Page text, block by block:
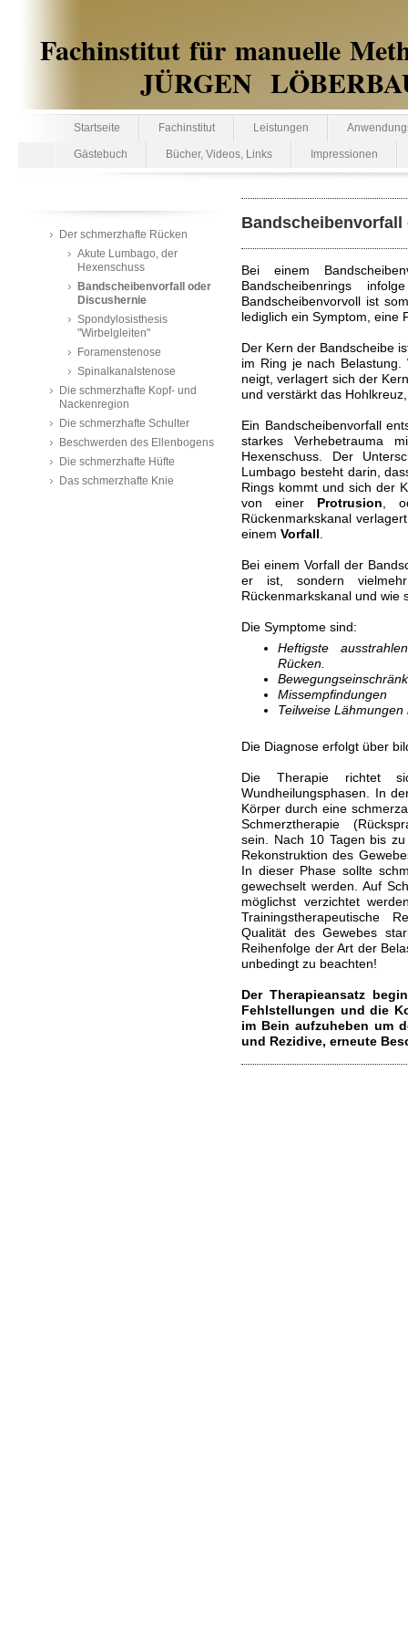
Fachinstitut für manuelle
JÜRGEN
Startseite Fachinstitut Leistungen
Gästebuch Bücher, Videos, Links Impressionen
Der schmerzhafte Rücken
Akute Lumbago, der
Hexenschuss
Bandscheibenvorfall oder
Discushernie
Spondylosisthesis
"Wirbelgleiten"
Foramenstenose
Spinalkanalstenose
Die schmerzhafte Kopf- und
Nackenregion
Die schmerzhafte Schulter
Beschwerden des Ellenbogens
Die schmerzhafte Hüfte
Das schmerzhafte Knie
Bei einem
Bandscheibenrings
Bandscheibenvorvoll ist
lediglich ein Symptom, eine
Der Kern der Bandscheibe
im Ring je nach
neigt, verlagert sich der
und verstärkt das
Ein Bandscheibenvorfall
starkes Verhebetrauma
Hexenschuss. Der
Lumbago besteht darin,
Rings kommt und sich der
von einer
Protrusion,
Rückenmarkskanal
einem Vorfall .
Bei einem Vorfall der
er ist, sondern
Rückenmarkskanal und wie
Die Symptome sind:
Heftigste
Rücken.
Missempfindungen
Teilweise
Die Diagnose erfolgt über
Die Therapie richtet
Wundheilungsphasen.
In
Körper durch eine
Schmerztherapie
sein. Nach 10 Tagen bis
Rekonstruktion des
In dieser Phase sollte
gewechselt werden. Auf
möglichst verzichtet
Trainingstherapeutische
Qualität des Gewebes
Reihenfolge der Art der
unbedingt zu beachten!
Der Therapieansatz
Fehlstellungen und die
im Bein aufzuheben um
und Rezidive, erneute